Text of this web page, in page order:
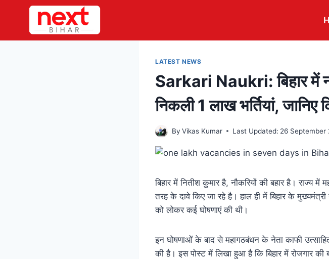
content
LATEST NEWS
Sarkari Naukri: बिहार में
निकली 1 लाख भर्तियां,
By Vikas Kumar Last Updated: 26 September
बिहार में नितीश कुमार है, नौकरियों की बहार है। राज्य
तरह के दावे किए जा रहे है। हाल ही में बिहार के
को लोकर कई घोषणाएं की थी।
इन घोषणाओं के बाद से महागठबंधन के नेता काफी
की है। इस पोस्ट में लिखा हुआ है कि बिहार में रोजगार